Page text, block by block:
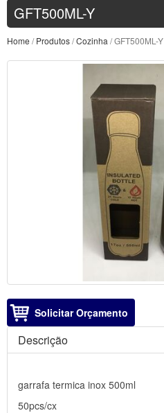
GFT500ML-Y
Home /Produtos/Cozinha / GFT500ML-Y
Solicitar Orçamento
Descrição
garrafa termica inox 500ml
50pcs/cx